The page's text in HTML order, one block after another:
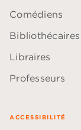
Comédiens
Bibliothécaires
Libraires
Professeurs
ACCESSIBILITÉ